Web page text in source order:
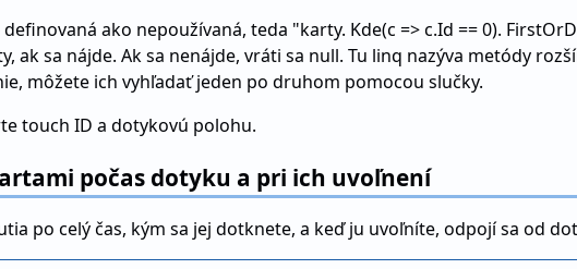
ako nepoužívaná, teda "karty. Kde(c => c.Id == 0).
ak sa nájde. Ak sa nenájde, vráti sa null. Tu linq nazýva metódy
môžete ich vyhľadať jeden po druhom pomocou slučky.
touch ID a dotykovú polohu.
počas dotyku a pri ich uvoľnení
po celý čas, kým sa jej dotknete, a keď ju uvoľníte, odpojí sa od